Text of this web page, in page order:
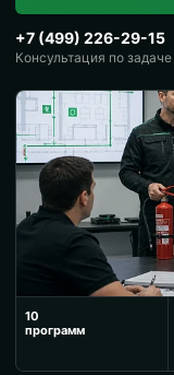
+7 (499) 226-29-15
Консультация по задаче
10
программ